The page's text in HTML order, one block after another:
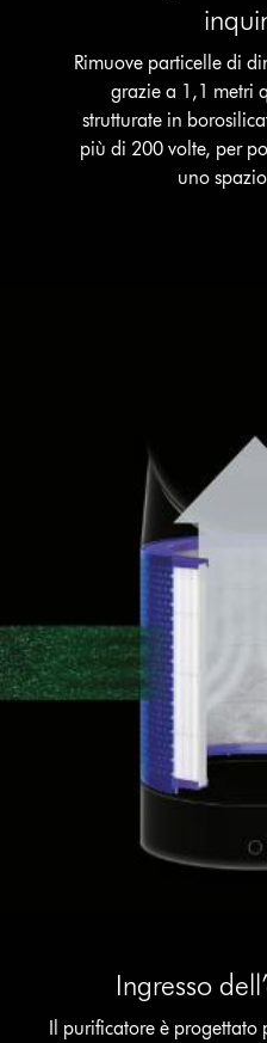
Rimuove particelle di
grazie a 1,1 metri
strutturate in
più di 200 volte, per
uno
Ingresso
Il purificatore è progettato